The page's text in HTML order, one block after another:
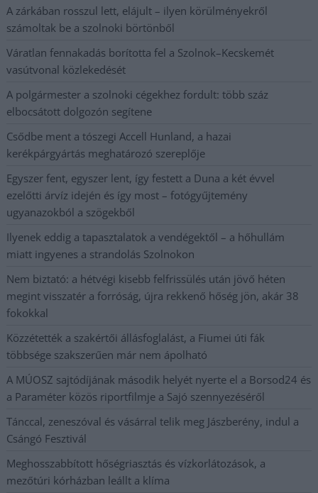
A zárkában rosszul lett, elájult – ilyen körülményekről
számoltak be a szolnoki börtönből
Váratlan fennakadás borította fel a Szolnok–Kecskemét
vasútvonal közlekedését
A polgármester a szolnoki cégekhez fordult: több száz
elbocsátott dolgozón segítene
Csődbe ment a tószegi Accell Hunland, a hazai
kerékpárgyártás meghatározó szereplője
Egyszer fent, egyszer lent, így festett a Duna a két évvel
ezelőtti árvíz idején és így most – fotógyűjtemény
ugyanazokból a szögekből
Ilyenek eddig a tapasztalatok a vendégektől – a hőhullám
miatt ingyenes a strandolás Szolnokon
Nem biztató: a hétvégi kisebb felfrissülés után jövő héten
megint visszatér a forróság, újra rekkenő hőség jön, akár 38
fokokkal
Közzétették a szakértői állásfoglalást, a Fiumei úti fák
többsége szakszerűen már nem ápolható
A MÚOSZ sajtódíjának második helyét nyerte el a Borsod24 és
a Paraméter közös riportfilmje a Sajó szennyezéséről
Tánccal, zeneszóval és vásárral telik meg Jászberény, indul a
Csángó Fesztivál
Meghosszabbított hőségriasztás és vízkorlátozások, a
mezőtúri kórházban leállt a klíma